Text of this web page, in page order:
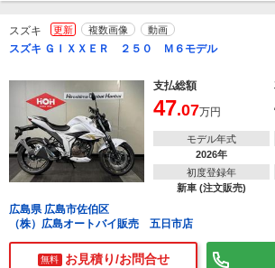
スズキ 更新 複数画像 動画
スズキ ＧＩＸＸＥＲ ２５０ Ｍ６モデル
支払総額
47.07万円
モデル年式
2026年
初度登録年
新車 (注文販売)
広島県 広島市佐伯区
（株）広島オートバイ販売 五日市店
無料 お見積り/お問合せ